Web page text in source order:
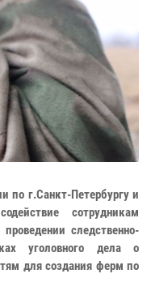
по г.Санкт-Петербургу и
сотрудникам
следственно-
уголовного дела о
для создания ферм по